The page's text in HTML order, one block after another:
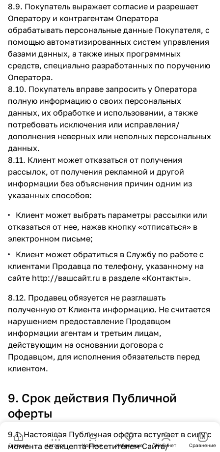
8.9. Покупатель выражает согласие и разрешает
Оператору и контрагентам Оператора
обрабатывать персональные данные Покупателя, с
помощью автоматизированных систем управления
базами данных, а также иных программных
средств, специально разработанных по поручению
Оператора.
8.10. Покупатель вправе запросить у Оператора
полную информацию о своих персональных
данных, их обработке и использовании, а также
потребовать исключения или исправления/
дополнения неверных или неполных персональных
данных.
8.11. Клиент может отказаться от получения
рассылок, от получения рекламной и другой
информации без объяснения причин одним из
указанных способов:
Клиент может выбрать параметры рассылки или
отказаться от нее, нажав кнопку «отписаться» в
электронном письме;
Клиент может обратиться в Службу по работе с
клиентами Продавца по телефону, указанному на
сайте http://вашсайт.ru в разделе «Контакты».
8.12. Продавец обязуется не разглашать
полученную от Клиента информацию. Не считается
нарушением предоставление Продавцом
информации агентам и третьим лицам,
действующим на основании договора с
Продавцом, для исполнения обязательств перед
клиентом.
9. Срок действия Публичной
оферты
9.1. Настоящая Публичная оферта вступает в силу с
момента ее акцепта Посетителем Сайта/
Главная Каталог Корзина Избранные Кабинет Сравнение